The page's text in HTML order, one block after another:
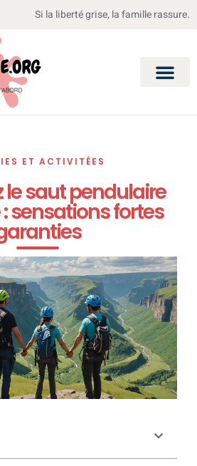
Si la liberté grise, la famille rassure.
ET ACTIVITÉES
le saut pendulaire
sensations fortes